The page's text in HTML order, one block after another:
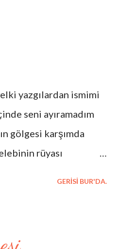
yazgılardan ismimi
seni ayıramadım
gölgesi karşımda
rüyası
GERISI BUR'DA.